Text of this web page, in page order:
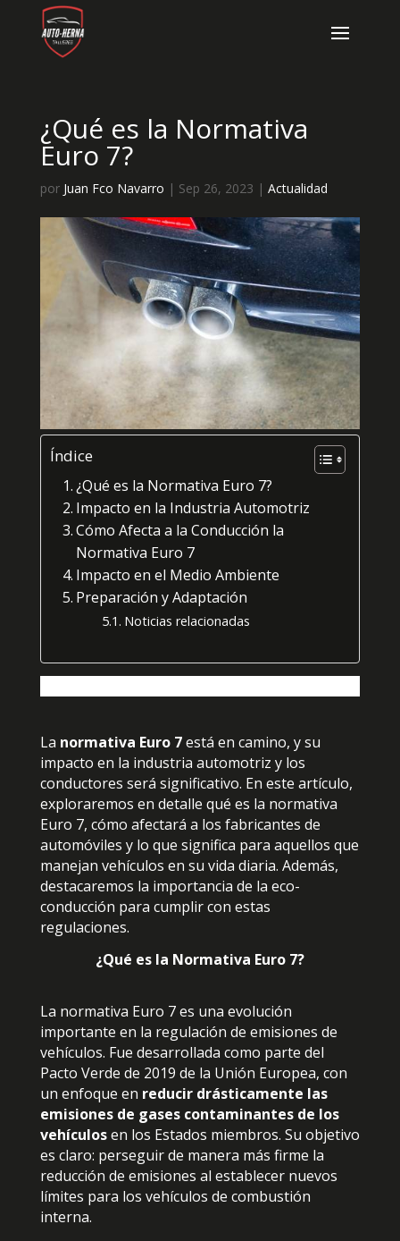
¿Qué es la Normativa
Euro 7?
por Juan Fco Navarro | Sep 26, 2023 | Actualidad
Índice
¿Qué es la Normativa Euro 7?
Impacto en la Industria Automotriz
Cómo Afecta a la Conducción la
Normativa Euro 7
Impacto en el Medio Ambiente
Preparación y Adaptación
Noticias relacionadas
La normativa Euro 7está en camino, y su
impacto en la industria automotriz y los
conductores será significativo. En este artículo,
exploraremos en detalle qué es la normativa
Euro 7, cómo afectará a los fabricantes de
automóviles y lo que significa para aquellos que
manejan vehículos en su vida diaria. Además,
destacaremos la importancia de la eco-
conducción para cumplir con estas
regulaciones.
¿Qué es la Normativa Euro 7?
La normativa Euro 7 es una evolución
importante en la regulación de emisiones de
vehículos. Fue desarrollada como parte del
Pacto Verde de 2019 de la Unión Europea, con
un enfoque en reducir drásticamente las
emisiones de gases contaminantes de los
vehículosen los Estados miembros. Su objetivo
es claro: perseguir de manera más firme la
reducción de emisiones al establecer nuevos
límites para los vehículos de combustión
interna.